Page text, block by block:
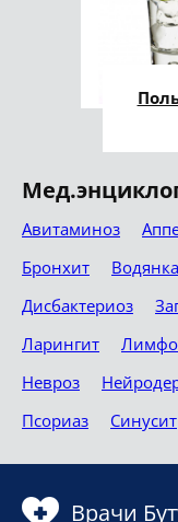
Авитаминоз
Бронхит
Водянка
Дисбактериоз
Ларингит
Невроз
Псориаз
Синусит
Врачи